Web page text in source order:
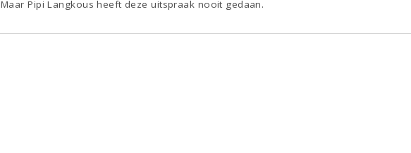
Maar Pipi Langkous heeft deze uitspraak nooit gedaan.